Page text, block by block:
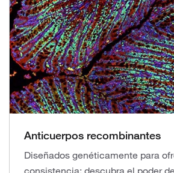
Anticuerpos recombinantes
Diseñados genéticamente para